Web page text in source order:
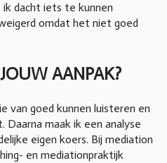
ik dacht iets te kunnen
omdat het niet goed
AANPAK?
van goed kunnen luisteren en
maak ik een analyse
eigen koers. Bij mediation
en mediationpraktijk